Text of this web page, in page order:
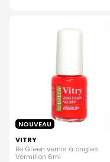
NOUVEAU
VITRY
Be Green vernis à ongles
Vermillon 6ml